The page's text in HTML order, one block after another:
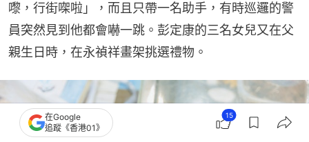
嚟，行街㗎啦」，而且只帶一名助手，有時巡邏的警
員突然見到他都會嚇一跳。彭定康的三名女兒又在父
親生日時，在永禎祥畫架挑選禮物。
在Google
追蹤《香港01》
15